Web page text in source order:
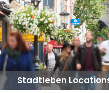
Stadtleben